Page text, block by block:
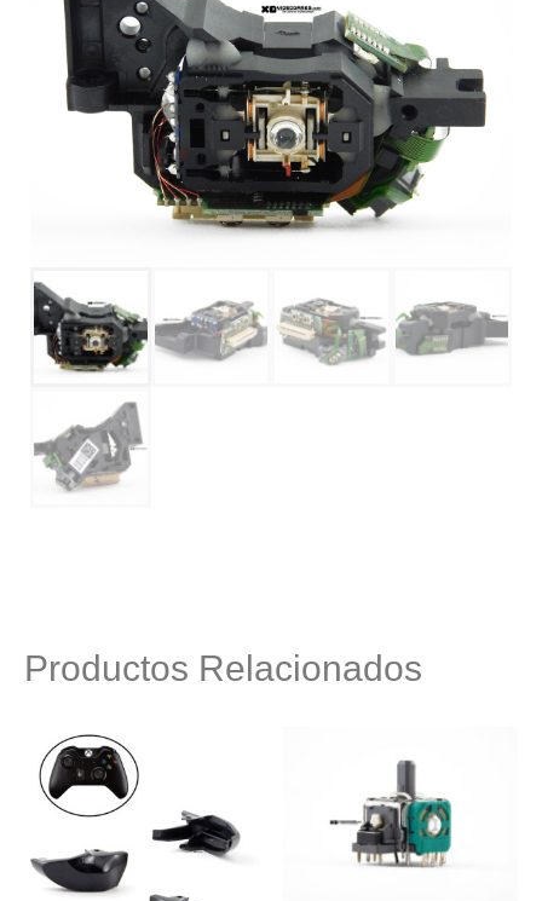
Productos Relacionados